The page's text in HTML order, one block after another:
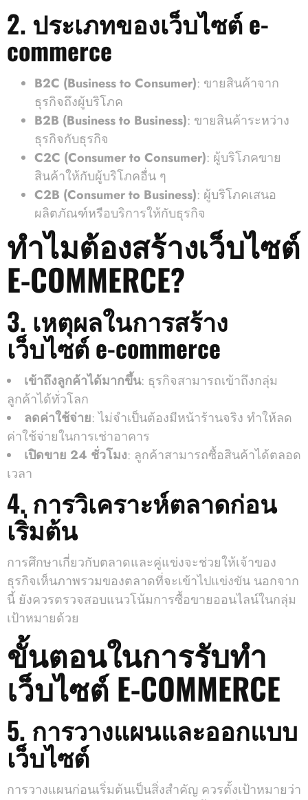
2. ประเภทของเว็บไซต์ e-
commerce
B2C (Business to Consumer): ขายสินค้าจาก
ธุรกิจถึงผู้บริโภค
B2B (Business to Business): ขายสินค้าระหว่าง
ธุรกิจกับธุรกิจ
C2C (Consumer to Consumer): ผู้บริโภคขาย
สินค้าให้กับผู้บริโภคอื่น ๆ
C2B (Consumer to Business): ผู้บริโภคเสนอ
ผลิตภัณฑ์หรือบริการให้กับธุรกิจ
ทำไมต้องสร้างเว็บไซต์
E-COMMERCE?
3. เหตุผลในการสร้าง
เว็บไซต์ e-commerce
เข้าถึงลูกค้าได้มากขึ้น: ธุรกิจสามารถเข้าถึงกลุ่ม
ลูกค้าได้ทั่วโลก
ลดค่าใช้จ่าย: ไม่จำเป็นต้องมีหน้าร้านจริง ทำให้ลด
ค่าใช้จ่ายในการเช่าอาคาร
เปิดขาย 24 ชั่วโมง: ลูกค้าสามารถซื้อสินค้าได้ตลอด
เวลา
4. การวิเคราะห์ตลาดก่อน
เริ่มต้น
การศึกษาเกี่ยวกับตลาดและคู่แข่งจะช่วยให้เจ้าของ
ธุรกิจเห็นภาพรวมของตลาดที่จะเข้าไปแข่งขัน นอกจาก
นี้ ยังควรตรวจสอบแนวโน้มการซื้อขายออนไลน์ในกลุ่ม
เป้าหมายด้วย
ขั้นตอนในการรับทํา
เว็บไซต์ E-COMMERCE
5. การวางแผนและออกแบบ
เว็บไซต์
การวางแผนก่อนเริ่มต้นเป็นสิ่งสำคัญ ควรตั้งเป้าหมายว่า